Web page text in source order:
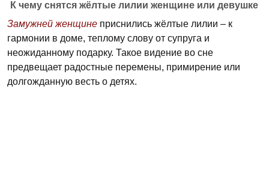
К чему снятся жёлтые лилии женщине или девушке
Замужней женщине приснились жёлтые лилии – к
гармонии в доме, теплому слову от супруга и
неожиданному подарку. Такое видение во сне
предвещает радостные перемены, примирение или
долгожданную весть о детях.